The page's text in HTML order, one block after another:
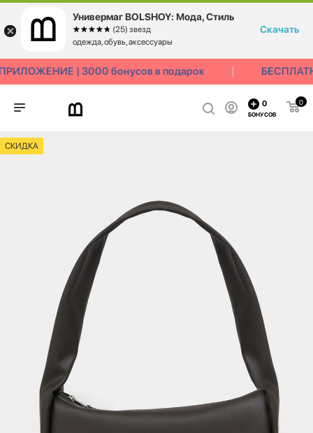
| 3000 бонусов в подарок
0
0
БОНУСОВ
СКИДКА
Универмаг BOLSHOY: Мода, Стиль
☆☆☆☆☆
★★★★★ (25) звезд
одежда, обувь, аксессуары
Скачать